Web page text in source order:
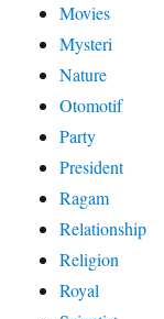
Movies
Mysteri
Nature
Otomotif
Party
President
Ragam
Relationship
Religion
Royal